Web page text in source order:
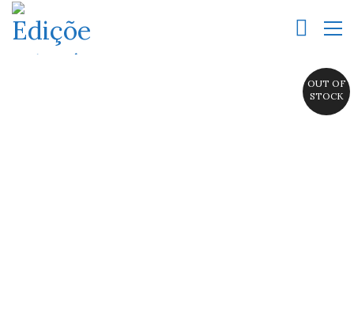
OUT OF
STOCK